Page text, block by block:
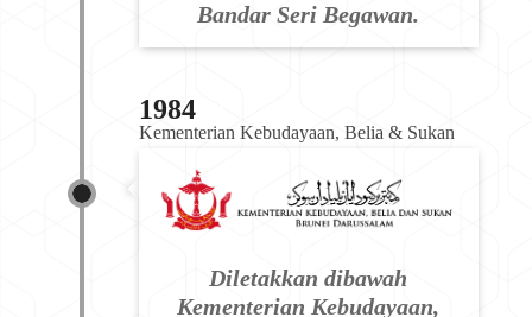
Bandar Seri Begawan.
1984
Kementerian Kebudayaan, Belia & Sukan
Diletakkan dibawah
Kementerian Kebudayaan,